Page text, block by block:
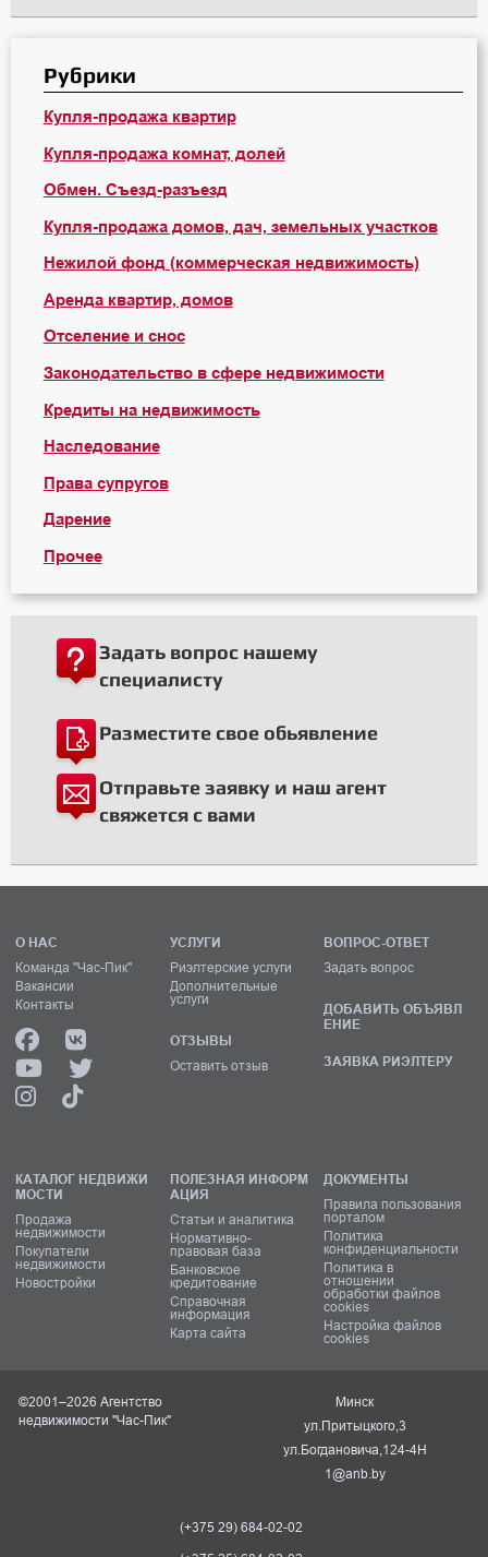
Рубрики
Купля-продажа квартир
Купля-продажа комнат, долей
Обмен. Съезд-разъезд
Купля-продажа домов, дач, земельных участков
Нежилой фонд (коммерческая недвижимость)
Аренда квартир, домов
Отселение и снос
Законодательство в сфере недвижимости
Кредиты на недвижимость
Наследование
Права супругов
Дарение
Прочее
Задать вопрос нашему
специалисту
Разместите свое обьявление
Отправьте заявку и наш агент
свяжется с вами
О НАС
Команда "Час-Пик"
Вакансии
Контакты
УСЛУГИ
Риэлтерские услуги
Дополнительные
услуги
ОТЗЫВЫ
Оставить отзыв
ВОПРОС-ОТВЕТ
Задать вопрос
ДОБАВИТЬ ОБЪЯВЛ
ЕНИЕ
ЗАЯВКА РИЭЛТЕРУ
КАТАЛОГ НЕДВИЖИ
МОСТИ
Продажа
недвижимости
Покупатели
недвижимости
Новостройки
ПОЛЕЗНАЯ ИНФОРМ
АЦИЯ
Статьи и аналитика
Нормативно-
правовая база
Банковское
кредитование
Справочная
информация
Карта сайта
ДОКУМЕНТЫ
Правила пользования
порталом
Политика
конфиденциальности
Политика в
отношении
обработки файлов
cookies
Настройка файлов
cookies
©2001–2026 Агентство
недвижимости "Час-Пик"
Минск
ул.Притыцкого,3
ул.Богдановича,124-4Н
1@anb.by
(+375 29) 684-02-02